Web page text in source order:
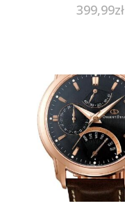
399,99zł